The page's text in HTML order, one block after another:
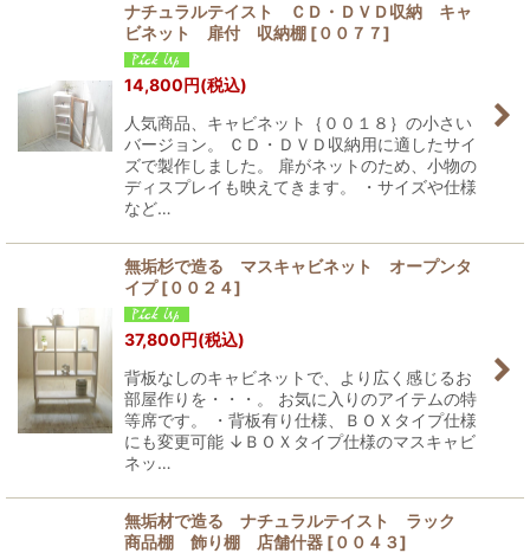
ナチュラルテイスト ＣＤ・ＤＶＤ収納 キャ
ビネット 扉付 収納棚 [００７７]
14,800円(税込)
人気商品、キャビネット｛００１８｝の小さい
バージョン。 ＣＤ・ＤＶＤ収納用に適したサイ
ズで製作しました。 扉がネットのため、小物の
ディスプレイも映えてきます。 ・サイズや仕様
など…
無垢杉で造る マスキャビネット オープンタ
イプ [００２４]
37,800円(税込)
背板なしのキャビネットで、より広く感じるお
部屋作りを・・・。 お気に入りのアイテムの特
等席です。 ・背板有り仕様、ＢＯＸタイプ仕様
にも変更可能 ↓ＢＯＸタイプ仕様のマスキャビ
ネッ…
無垢材で造る ナチュラルテイスト ラック
商品棚 飾り棚 店舗什器 [００４３]